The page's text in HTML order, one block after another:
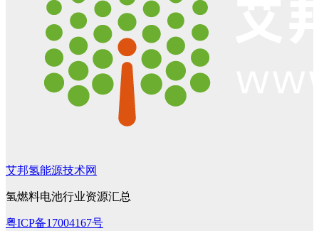
艾邦氢能源技术网
氢燃料电池行业资源汇总
粤ICP备17004167号